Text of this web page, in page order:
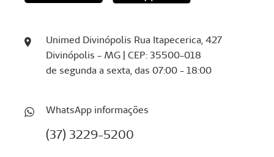
Unimed Divinópolis Rua Itapecerica, 427
Divinópolis - MG | CEP: 35500-018
de segunda a sexta, das 07:00 - 18:00
WhatsApp informações
(37) 3229-5200